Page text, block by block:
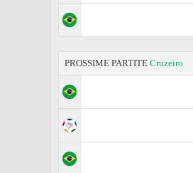
PROSSIME PARTITE Cruzeiro